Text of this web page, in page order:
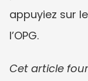
appuyiez sur
l’OPG.
Cet article